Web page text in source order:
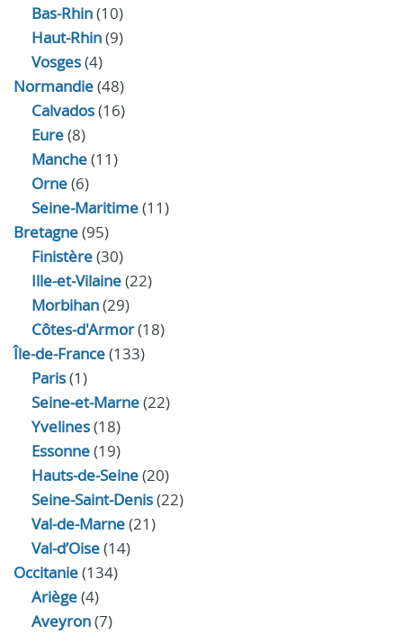
Bas-Rhin(10)
Haut-Rhin(9)
Vosges(4)
Normandie(48)
Calvados(16)
Eure(8)
Manche(11)
Orne(6)
Seine-Maritime(11)
Bretagne(95)
Finistère(30)
Ille-et-Vilaine(22)
Morbihan(29)
Côtes-d'Armor(18)
Île-de-France(133)
Paris(1)
Seine-et-Marne(22)
Yvelines(18)
Essonne(19)
Hauts-de-Seine(20)
Seine-Saint-Denis(22)
Val-de-Marne(21)
Val-d’Oise(14)
Occitanie(134)
Ariège(4)
Aveyron(7)